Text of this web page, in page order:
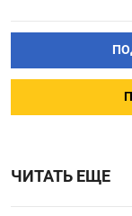
ЧИТАТЬ ЕЩЕ